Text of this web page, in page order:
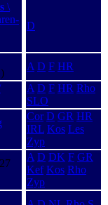
\
D
A D F HR
A D F HR Rho
SLO
Cor D GR HR
IRL Kos Les
Zyp
A D DK F GR
Kef Kos Rho
Zyp